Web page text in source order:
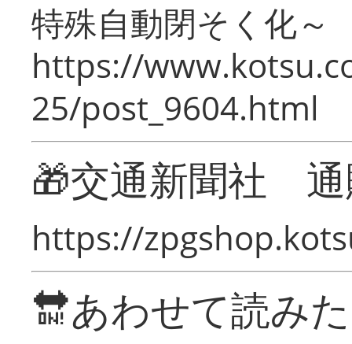
特殊自動閉そく化～
https://
25/post_9604.html
🎁交通新聞社
https://
🔛あわせて読み